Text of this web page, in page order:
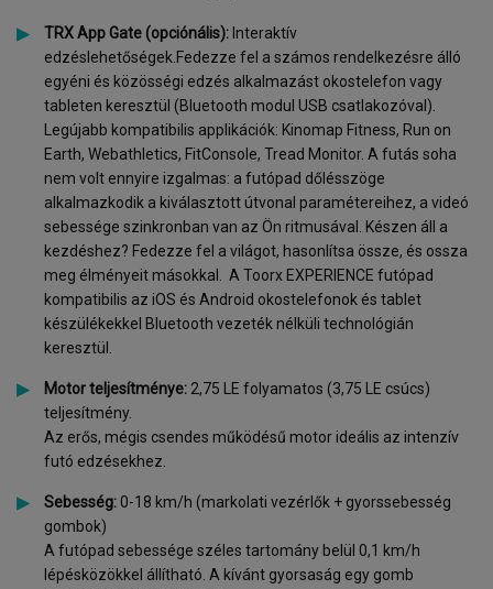
TRX App Gate (opciónális): Interaktív
edzéslehetőségek.Fedezze fel a számos rendelkezésre álló
egyéni és közösségi edzés alkalmazást okostelefon vagy
tableten keresztül (Bluetooth modul USB csatlakozóval).
Legújabb kompatibilis applikációk: Kinomap Fitness, Run on
Earth, Webathletics, FitConsole, Tread Monitor. A futás soha
nem volt ennyire izgalmas: a futópad dőlésszöge
alkalmazkodik a kiválasztott útvonal paramétereihez, a videó
sebessége szinkronban van az Ön ritmusával. Készen áll a
kezdéshez? Fedezze fel a világot, hasonlítsa össze, és ossza
meg élményeit másokkal. A Toorx EXPERIENCE futópad
kompatibilis az iOS és Android okostelefonok és tablet
készülékekkel Bluetooth vezeték nélküli technológián
keresztül.
Motor teljesítménye: 2,75 LE folyamatos (3,75 LE csúcs)
teljesítmény.
Az erős, mégis csendes működésű motor ideális az intenzív
futó edzésekhez.
Sebesség:0-18 km/h (markolati vezérlők + gyorssebesség
gombok)
A futópad sebessége széles tartomány belül 0,1 km/h
lépésközökkel állítható. A kívánt gyorsaság egy gomb